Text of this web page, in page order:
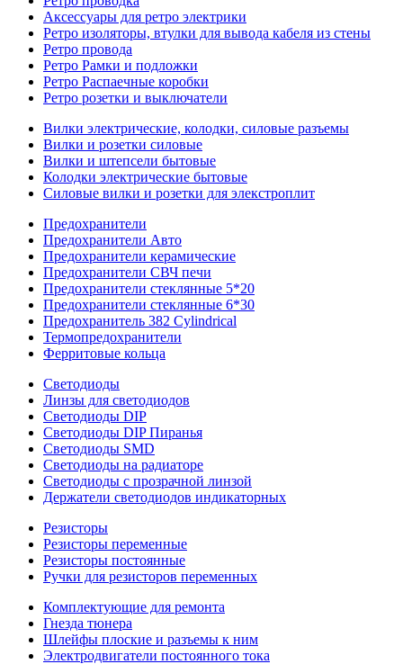
Аксессуары для ретро электрики
Ретро изоляторы, втулки для вывода кабеля из стены
Ретро провода
Ретро Рамки и подложки
Ретро Распаечные коробки
Ретро розетки и выключатели
Вилки электрические, колодки, силовые разъемы
Вилки и розетки силовые
Вилки и штепсели бытовые
Колодки электрические бытовые
Силовые вилки и розетки для элекстроплит
Предохранители
Предохранители Авто
Предохранители керамические
Предохранители СВЧ печи
Предохранители стеклянные 5*20
Предохранители стеклянные 6*30
Предохранитель 382 Cylindrical
Термопредохранители
Ферритовые кольца
Светодиоды
Линзы для светодиодов
Светодиоды DIP
Светодиоды DIP Пиранья
Светодиоды SMD
Светодиоды на радиаторе
Светодиоды с прозрачной линзой
Держатели светодиодов индикаторных
Резисторы
Резисторы переменные
Резисторы постоянные
Ручки для резисторов переменных
Комплектующие для ремонта
Гнезда тюнера
Шлейфы плоские и разъемы к ним
Электродвигатели постоянного тока